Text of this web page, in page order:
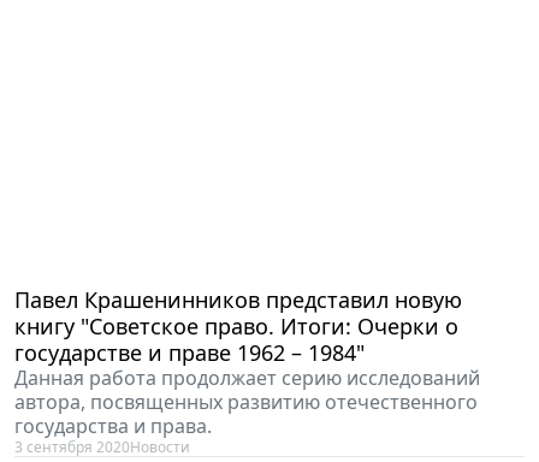
Павел Крашенинников представил новую
книгу "Советское право. Итоги: Очерки о
государстве и праве 1962 – 1984"
Данная работа продолжает серию исследований
автора, посвященных развитию отечественного
государства и права.
3 сентября 2020Новости